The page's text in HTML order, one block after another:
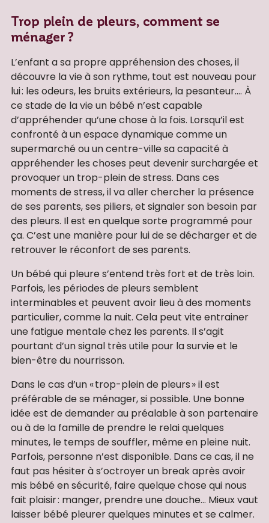
Trop plein de pleurs, comment se
ménager ?
L’enfant a sa propre appréhension des choses, il
découvre la vie à son rythme, tout est nouveau pour
lui : les odeurs, les bruits extérieurs, la pesanteur…. À
ce stade de la vie un bébé n’est capable
d’appréhender qu’une chose à la fois. Lorsqu’il est
confronté à un espace dynamique comme un
supermarché ou un centre-ville sa capacité à
appréhender les choses peut devenir surchargée et
provoquer un trop-plein de stress. Dans ces
moments de stress, il va aller chercher la présence
de ses parents, ses piliers, et signaler son besoin par
des pleurs. Il est en quelque sorte programmé pour
ça. C’est une manière pour lui de se décharger et de
retrouver le réconfort de ses parents.
Un bébé qui pleure s’entend très fort et de très loin.
Parfois, les périodes de pleurs semblent
interminables et peuvent avoir lieu à des moments
particulier, comme la nuit. Cela peut vite entrainer
une fatigue mentale chez les parents. Il s’agit
pourtant d’un signal très utile pour la survie et le
bien-être du nourrisson.
Dans le cas d’un « trop-plein de pleurs » il est
préférable de se ménager, si possible. Une bonne
idée est de demander au préalable à son partenaire
ou à de la famille de prendre le relai quelques
minutes, le temps de souffler, même en pleine nuit.
Parfois, personne n’est disponible. Dans ce cas, il ne
faut pas hésiter à s’octroyer un break après avoir
mis bébé en sécurité, faire quelque chose qui nous
fait plaisir : manger, prendre une douche… Mieux vaut
laisser bébé pleurer quelques minutes et se calmer.